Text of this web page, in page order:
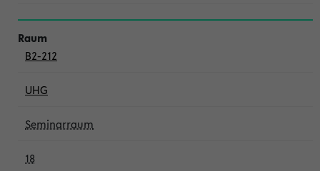
B2-212
UHG
Seminarraum
18